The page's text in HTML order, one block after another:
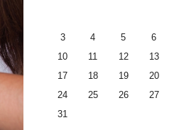
3
4 5 6
10
11 12 13
17
18 19 20
24
25 26 27
31